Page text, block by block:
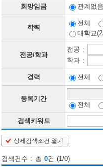
희망임금 관계없음
학력
전체
대학교
전공/학과
전공 :
학과 :
경력 전체
등록기간
전체
검색키워드
상세검색조건 열기
검색건수 : 총 0건 (1/0)